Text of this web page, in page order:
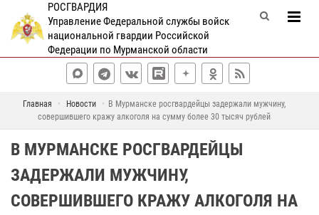
РОСГВАРДИЯ
Управление Федеральной службы войск
национальной гвардии Российской
Федерации по Мурманской области
Главная Новости
В Мурманске росгвардейцы задержали мужчину,
совершившего кражу алкоголя на сумму более 30 тысяч рублей
В МУРМАНСКЕ РОСГВАРДЕЙЦЫ
ЗАДЕРЖАЛИ МУЖЧИНУ,
СОВЕРШИВШЕГО КРАЖУ АЛКОГОЛЯ НА